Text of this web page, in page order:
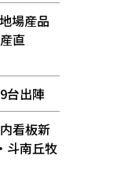
場産品
直
台出陣
看板新
斗南丘牧